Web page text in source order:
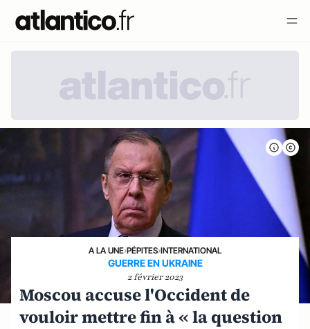
A LA UNE›PÉPITES›INTERNATIONAL
GUERRE EN UKRAINE
2 février 2023
Moscou accuse l'Occident de
vouloir mettre fin à « la question